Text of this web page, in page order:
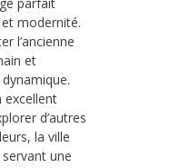
modernité.
l’ancienne
et
excellent
d’autres
la ville
une